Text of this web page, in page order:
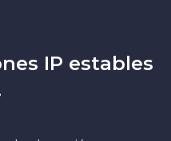
IP estables